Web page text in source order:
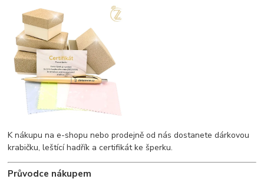
K nákupu na e-shopu nebo prodejně od nás dostanete dárkovou
krabičku, leštící hadřík a certifikát ke šperku.
Průvodce nákupem